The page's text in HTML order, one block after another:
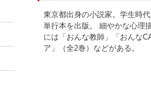
東京都出身の小説家。学生時
単行本を出版。 細やかな心理
には「おんな教師」「おんな
ア」（全2巻）などがある。